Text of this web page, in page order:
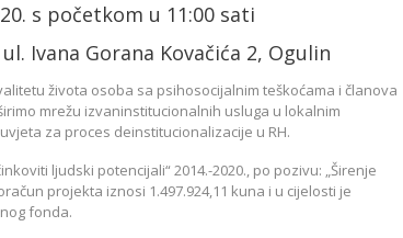
s početkom u 11:00 sati
Ivana Gorana Kovačića 2, Ogulin
života osoba sa psihosocijalnim teškoćama i članova
mrežu izvaninstitucionalnih usluga u lokalnim
za proces deinstitucionalizacije u RH.
ljudski potencijali“ 2014.-2020., po pozivu: „Širenje
projekta iznosi 1.497.924,11 kuna i u cijelosti je
fonda.